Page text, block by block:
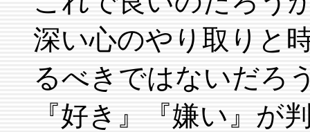
深い心のやり取りと
るべきではないだろ
『好き』『嫌い』が